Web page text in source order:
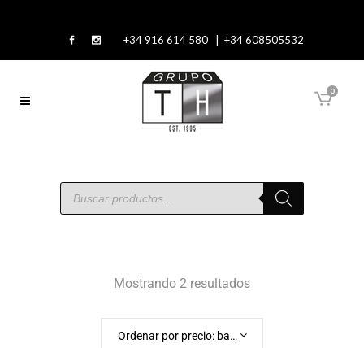
+34 916 614 580 | +34 608505532
0
Mostrando 2 resultados
Ordenar por precio: bajo a alto